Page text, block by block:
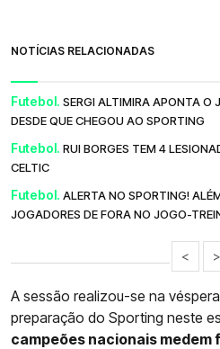
NOTÍCIAS RELACIONADAS
Futebol. SERGI ALTIMIRA APONTA O
DESDE QUE CHEGOU AO SPORTING
Futebol. RUI BORGES TEM 4
CELTIC
Futebol. ALERTA NO SPORTING!
JOGADORES DE FORA NO JOGO-
< >
A sessão realizou-se na
preparação do Sporting neste
campeões nacionais medem